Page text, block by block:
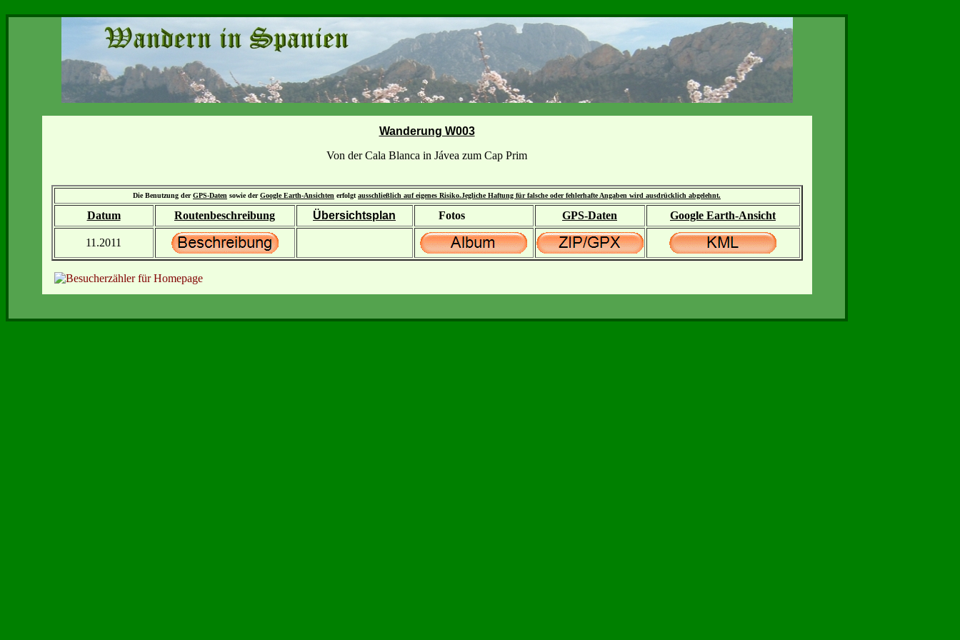
Wanderung W003
Von der Cala Blanca in Jávea zum Cap Prim
Die Benutzung derGPS-Daten sowie derGoogle Earth-Ansichten erfolgt ausschließlich auf eigenes Risiko.Jegliche Haftung für falsche oder fehlerhafte Angaben wird ausdrücklich abgelehnt.
Datum Routenbeschreibung Übersichtsplan Fotos GPS-Daten Google Earth-Ansicht
11.2011